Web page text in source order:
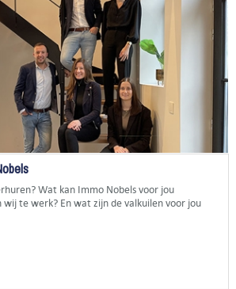
Wat kan Immo Nobels voor jou
wij te werk? En wat zijn de valkuilen voor jou